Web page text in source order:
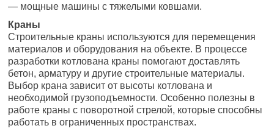
— мощные машины с тяжелыми ковшами.
Краны
Строительные краны используются для перемещения
материалов и оборудования на объекте. В процессе
разработки котлована краны помогают доставлять
бетон, арматуру и другие строительные материалы.
Выбор крана зависит от высоты котлована и
необходимой грузоподъемности. Особенно полезны в
работе краны с поворотной стрелой, которые способны
работать в ограниченных пространствах.